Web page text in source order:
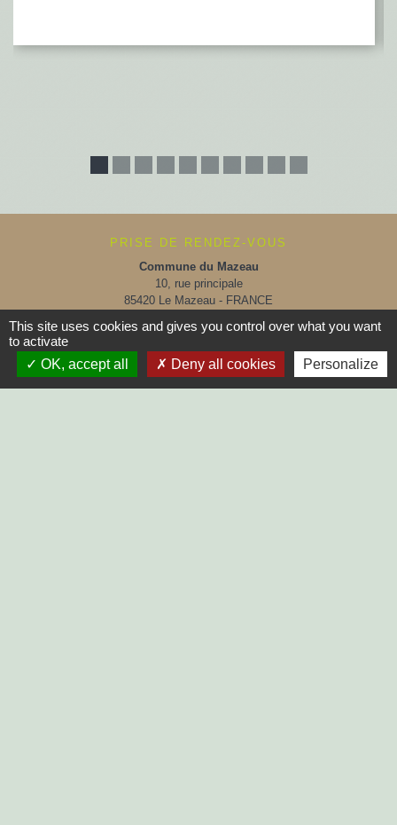
PRISE DE RENDEZ-VOUS
Commune du Mazeau
10, rue principale
85420 Le Mazeau - FRANCE
Horaires d'ouverture au public :
This site uses cookies and gives you control over what you want
to activate
OK, accept all
Deny all cookies Personalize